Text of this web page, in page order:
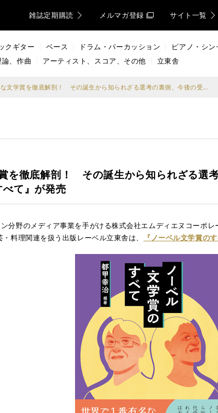
雑誌定期購読 メルマガ登録 サイト一覧
クギター ベース ドラム・パーカッション ピアノ・シン
、作曲 アーティスト、スコア、その他 立東舎
世界で1番有名な文学賞を徹底解剖！ その誕生から知られざる選考の裏側、今後の受賞予想までまとめた『ノーベル文学賞のすべて』が発売
を徹底解剖！ その誕生から知られざる選
べて』が発売
分野のメディア事業を手がける株式会社エムディエヌコーポ
料理関連を扱う出版レーベル立東舎は、
『ノーベル文学賞のす